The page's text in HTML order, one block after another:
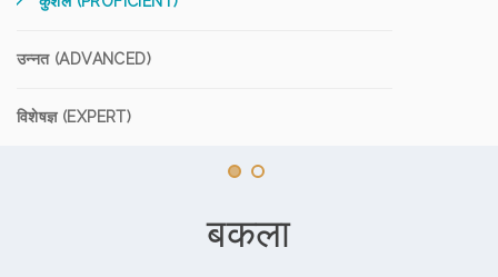
उन्नत (ADVANCED)
विशेषज्ञ (EXPERT)
बकला